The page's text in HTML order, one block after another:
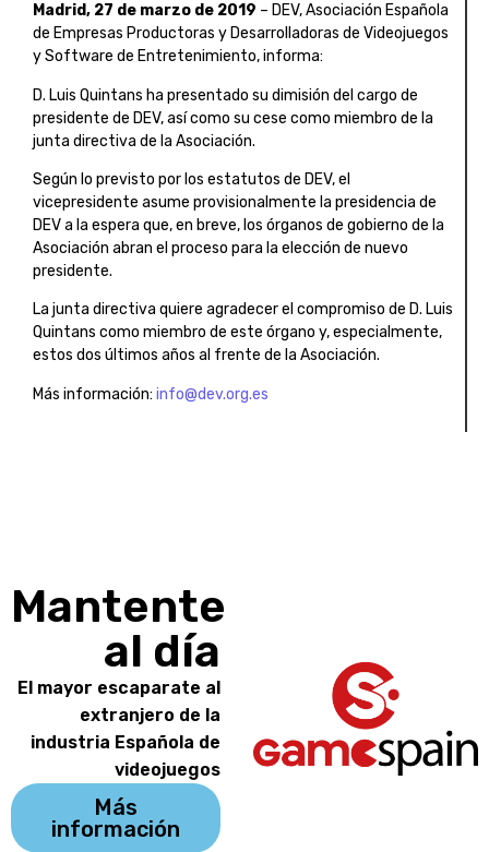
Madrid, 27 de marzo de 2019 – DEV, Asociación Española
de Empresas Productoras y Desarrolladoras de Videojuegos
y Software de Entretenimiento, informa:
D. Luis Quintans ha presentado su dimisión del cargo de
presidente de DEV, así como su cese como miembro de la
junta directiva de la Asociación.
Según lo previsto por los estatutos de DEV, el
vicepresidente asume provisionalmente la presidencia de
DEV a la espera que, en breve, los órganos de gobierno de la
Asociación abran el proceso para la elección de nuevo
presidente.
La junta directiva quiere agradecer el compromiso de D. Luis
Quintans como miembro de este órgano y, especialmente,
estos dos últimos años al frente de la Asociación.
Más información: info@dev.org.es
Mantente
al día
El mayor escaparate al
extranjero de la
industria Española de
videojuegos
Más
información